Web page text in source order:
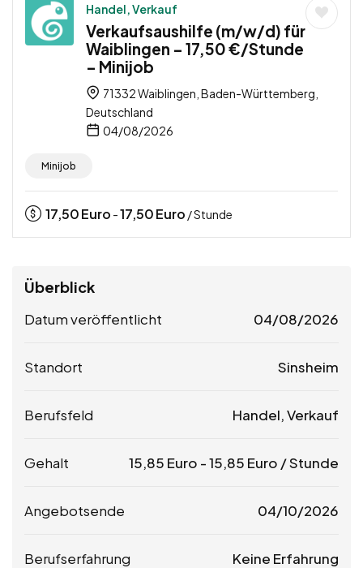
Handel, Verkauf
Verkaufsaushilfe (m/w/d) für
Waiblingen – 17,50 €/Stunde
– Minijob
71332 Waiblingen, Baden-Württemberg,
Deutschland
04/08/2026
Minijob
17,50Euro -17,50Euro / Stunde
Überblick
Datum veröffentlicht 04/08/2026
Standort Sinsheim
Berufsfeld Handel, Verkauf
Gehalt 15,85 Euro -15,85 Euro / Stunde
Angebotsende 04/10/2026
Berufserfahrung Keine Erfahrung